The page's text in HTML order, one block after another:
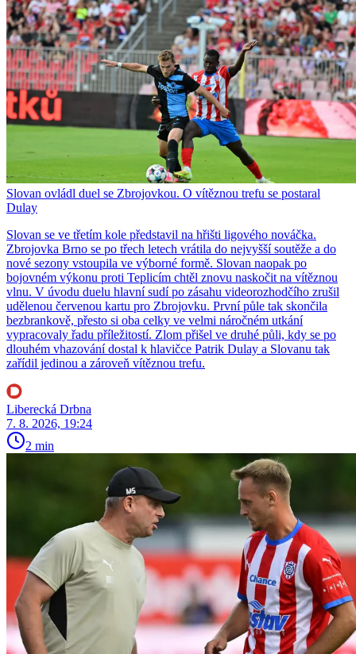
Slovan ovládl duel se Zbrojovkou. O vítěznou trefu se postaral
Dulay
Slovan se ve třetím kole představil na hřišti ligového nováčka.
Zbrojovka Brno se po třech letech vrátila do nejvyšší soutěže a do
nové sezony vstoupila ve výborné formě. Slovan naopak po
bojovném výkonu proti Teplicím chtěl znovu naskočit na vítěznou
vlnu. V úvodu duelu hlavní sudí po zásahu videorozhodčího zrušil
udělenou červenou kartu pro Zbrojovku. První půle tak skončila
bezbrankově, přesto si oba celky ve velmi náročném utkání
vypracovaly řadu příležitostí. Zlom přišel ve druhé půli, kdy se po
dlouhém vhazování dostal k hlavičce Patrik Dulay a Slovanu tak
zařídil jedinou a zároveň vítěznou trefu.
Liberecká Drbna
7. 8. 2026, 19:24
2 min